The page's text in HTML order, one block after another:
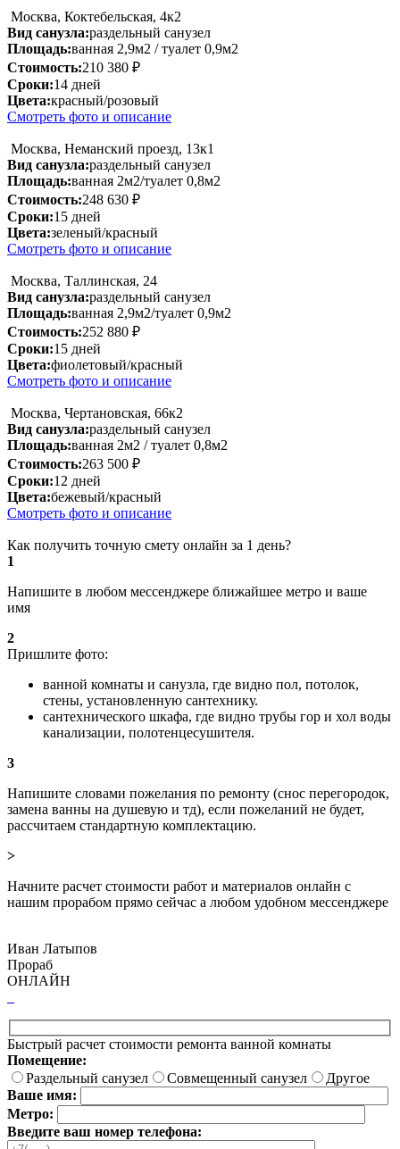
Москва, Коктебельская, 4к2
Вид санузла:раздельный санузел
Площадь:ванная 2,9м2 / туалет 0,9м2
Стоимость:210 380 ₽
Сроки:14 дней
Цвета:красный/розовый
Смотреть фото и описание
Москва, Неманский проезд, 13к1
Вид санузла:раздельный санузел
Площадь:ванная 2м2/туалет 0,8м2
Стоимость:248 630 ₽
Сроки:15 дней
Цвета:зеленый/красный
Смотреть фото и описание
Москва, Таллинская, 24
Вид санузла:раздельный санузел
Площадь:ванная 2,9м2/туалет 0,9м2
Стоимость:252 880 ₽
Сроки:15 дней
Цвета:фиолетовый/красный
Смотреть фото и описание
Москва, Чертановская, 66к2
Вид санузла:раздельный санузел
Площадь:ванная 2м2 / туалет 0,8м2
Стоимость:263 500 ₽
Сроки:12 дней
Цвета:бежевый/красный
Смотреть фото и описание
Как получить точную смету онлайн за 1 день?
1
Напишите в любом мессенджере ближайшее метро и ваше
имя
2
Пришлите фото:
ванной комнаты и санузла, где видно пол, потолок,
стены, установленную сантехнику.
сантехнического шкафа, где видно трубы гор и хол воды
канализации, полотенцесушителя.
3
Напишите словами пожелания по ремонту (снос перегородок,
замена ванны на душевую и тд), если пожеланий не будет,
рассчитаем стандартную комплектацию.
>
Начните расчет стоимости работ и материалов онлайн с
нашим прорабом прямо сейчас а любом удобном мессенджере
Иван Латыпов
Прораб
ОНЛАЙН
Быстрый расчет стоимости ремонта ванной комнаты
Помещение:
Раздельный санузел
Совмещенный санузел
Другое
Ваше имя:
Метро:
Введите ваш номер телефона: